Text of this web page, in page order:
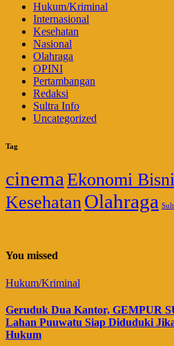
Hukum/Kriminal
Internasional
Kesehatan
Nasional
Olahraga
OPINI
Pertambangan
Redaksi
Sultra Info
Uncategorized
Tag
cinema Ekonomi
KesehatanOlahraga
You missed
Hukum/Kriminal
Geruduk Dua Kantor, GEMPUR
Lahan Puuwatu Siap Diduduki
Hukum